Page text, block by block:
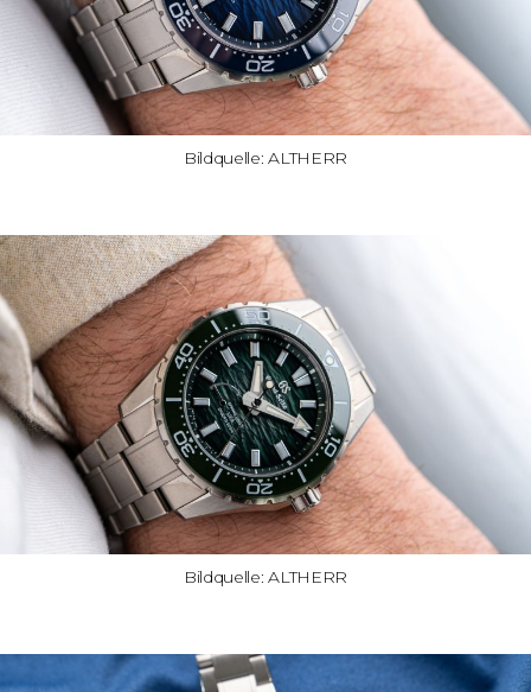
Bildquelle: ALTHERR
Bildquelle: ALTHERR